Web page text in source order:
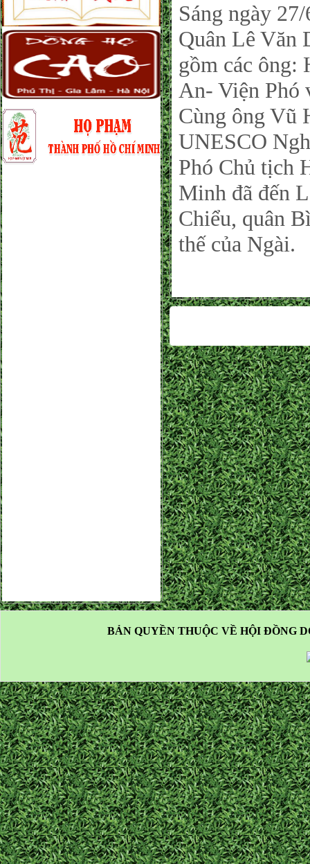
Sáng ngày
Quân Lê Văn
gồm các ông:
An- Viện Phó
Cùng ông Vũ
UNESCO
Phó Chủ tịch
Minh đã đến
Chiểu, quân
thế của Ngài.
BẢN QUYỀN THUỘC VỀ HỘI ĐỒNG